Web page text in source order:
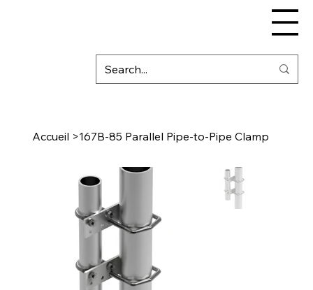
Accueil >167B-85 Parallel Pipe-to-Pipe Clamp